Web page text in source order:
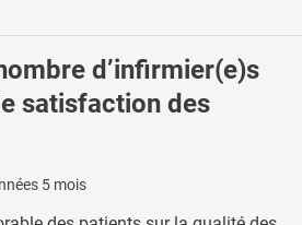
d’infirmier(e)s
satisfaction des
5 mois